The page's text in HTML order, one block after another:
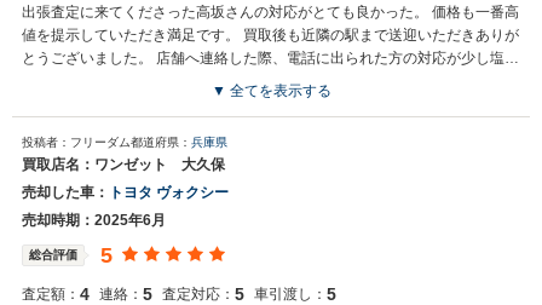
出張査定に来てくださった高坂さんの対応がとても良かった。 価格も一番高
値を提示していただき満足です。 買取後も近隣の駅まで送迎いただきありが
とうございました。 店舗へ連絡した際、電話に出られた方の対応が少し塩っ
▼ 全てを表示する
投稿者：フリーダム都道府県： 兵庫県
買取店名：ワンゼット 大久保
売却した車：
トヨタ ヴォクシー
売却時期：2025年6月
総合評価 5
査定額： 4 連絡： 5 査定対応： 5 車引渡し： 5